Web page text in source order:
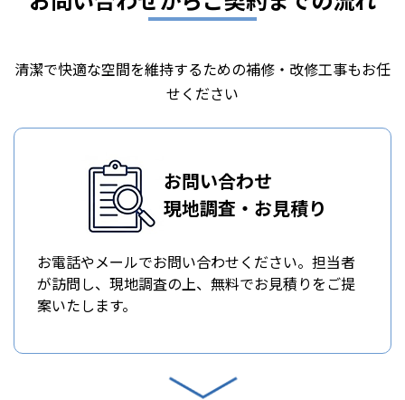
清潔で快適な空間を維持するための補修・改修工事もお任
せください
お問い合わせ
現地調査・お見積り
お電話やメールでお問い合わせください。担当者
が訪問し、現地調査の上、無料でお見積りをご提
案いたします。